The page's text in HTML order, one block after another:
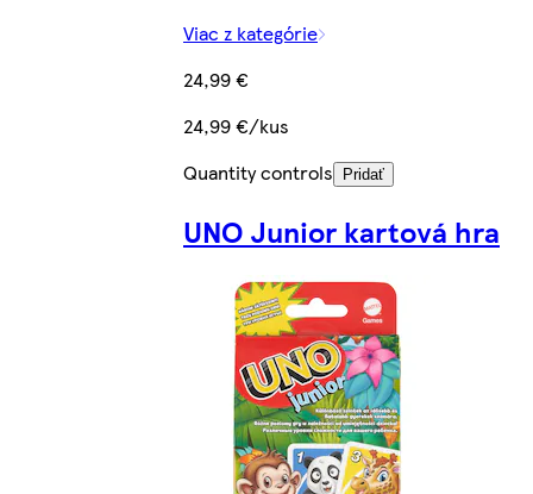
Viac z kategórie
24,99 €
24,99 €/kus
Quantity controls
Pridať
UNO Junior kartová hra